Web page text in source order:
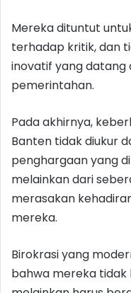
Mereka dituntut
terhadap kritik, dan
inovatif yang datang
pemerintahan.
Pada akhirnya,
Banten tidak diukur
penghargaan yang
melainkan dari
merasakan
mereka.
Birokrasi yang
bahwa mereka tidak